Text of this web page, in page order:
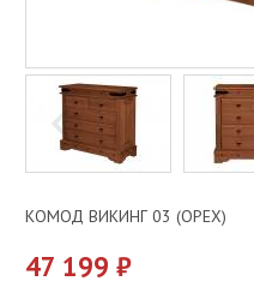
КОМОД ВИКИНГ 03 (ОРЕХ)
47 199